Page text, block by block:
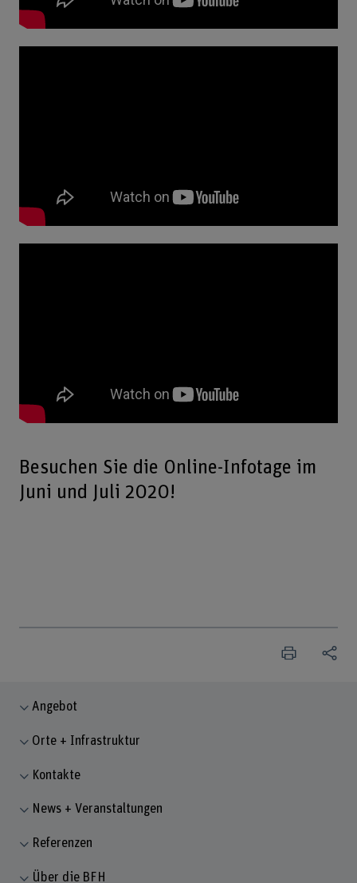
Besuchen Sie die Online-Infotage im
Juni und Juli 2020!
Angebot
Orte + Infrastruktur
Kontakte
News + Veranstaltungen
Referenzen
Über die BFH